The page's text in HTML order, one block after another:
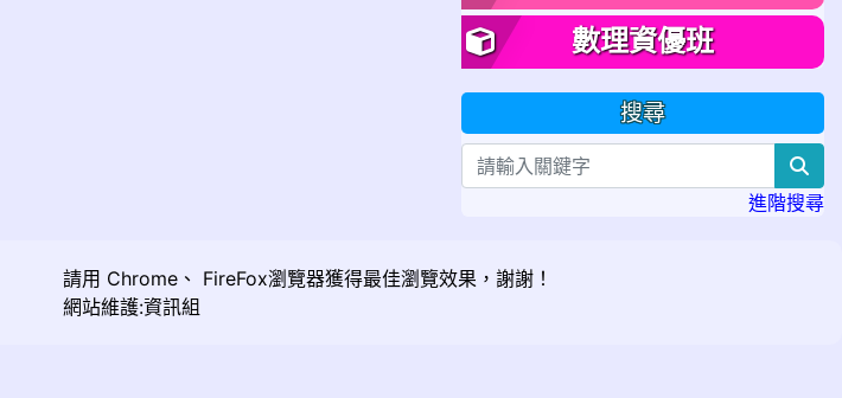
數理資優班
搜尋
進階搜尋
請用 Chrome 、 FireFox瀏覽器獲得最佳瀏覽效果，謝謝！
網站維護:資訊組